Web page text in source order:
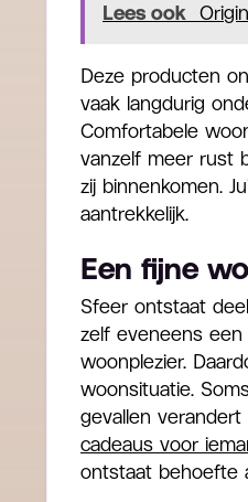
Lees ook
Deze producten
vaak langdurig
Comfortabele
vanzelf meer rust
zij binnenkomen.
aantrekkelijk.
Een fijne
Sfeer ontstaat
zelf eveneens een
woonplezier.
woonsituatie.
gevallen
cadeaus voor
ontstaat behoefte